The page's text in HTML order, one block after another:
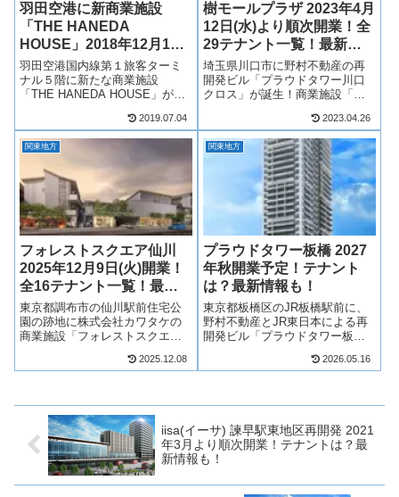
羽田空港に新商業施設
「THE HANEDA
HOUSE」2018年12月19
日(水)開業！全テナント14
店舗一覧！
羽田空港国内線第１旅客ターミ
ナル５階に新たな商業施設
「THE HANEDA HOUSE」が
ます！”通過する場所から滞在す
る場所へ”をコンセプトとしたス
ポーツ店から飲食店まで全14店
舗が出店！テナントは？場...
2019.07.04
樹モールプラザ 2023年4月
12日(水)より順次開業！全
29テナント一覧！最新情
報も！
埼玉県川口市に野村不動産の再
開発ビル「プラウドタワー川口
クロス」が誕生！商業施設「樹
(水)より順次開業！野村不動産の
分譲マンション「プラウドタワ
ー川口クロス」のほか、低層階
は商業施設「樹モールプラザ」
2023.04.26
関東地方
フォレストスクエア仙川
2025年12月9日(火)開業！
全16テナント一覧！最新
情報も！
東京都調布市の仙川駅前住宅公
園の跡地に株式会社カワタケの
商業施設「フォレストスクエア
業！フォレストスクエア仙川
駅前の新たなランドマークとし
て期待...
2025.12.08
関東地方
プラウドタワー板橋 2027
年秋開業予定！テナント
は？最新情報も！
東京都板橋区のJR板橋駅前に、
野村不動産とJR東日本による再
開発ビル「プラウドタワー板橋
発事業）」が2027年秋頃に開
は「アトレ」が運営する商業施
設や公...
2026.05.16
iisa(イーサ) 諫早駅東地区再開発 2021
年3月より順次開業！テナントは？最
新情報も！